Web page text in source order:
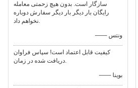
سازگار است. بدون هیچ زحمتی معامله
رایگان بار دیگر بار دیگر سفارش دوباره
نخواهم داد.
—— ونتس
کیفیت قابل اعتماد است! سپاس فراوان
دریافت شده در زمان.
—— بوینا